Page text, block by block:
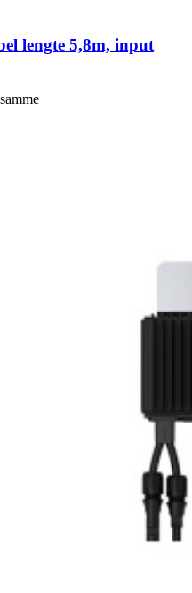
lengte 5,8m, input